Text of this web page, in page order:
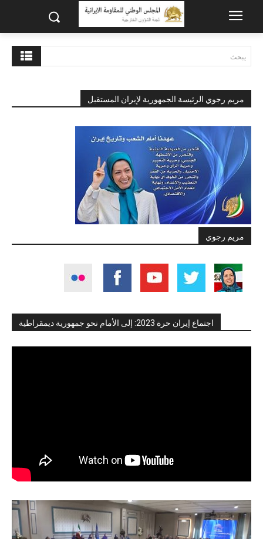
يبحث
مريم رجوي الرئيسة الجمهورية لإيران المستقبل
مريم رجوي
اجتماع إيران حرة 2023: إلى الأمام نحو جمهورية ديمقراطية